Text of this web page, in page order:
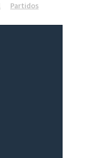
Partidos